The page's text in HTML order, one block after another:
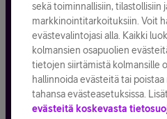
Käyttöehdot
Evästeiden käyttö
Toimitusehdot ja
sekä toiminnallisiin, tilastollisiin
markkinointitarkoituksiin. Voit
evästevalintojasi alla. Kaikki
kolmansien osapuolien
tietojen siirtämistä kolmansille
hallinnoida evästeitä tai
tahansa evästeasetuksissa.
evästeitä koskevasta